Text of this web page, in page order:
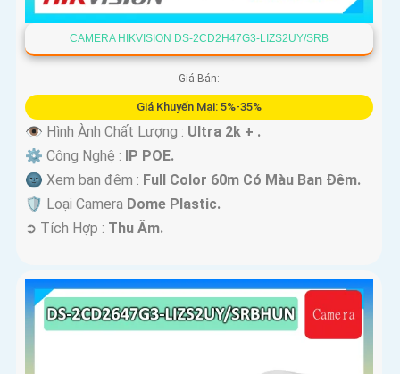
CAMERA HIKVISION DS-2CD2H47G3-LIZS2UY/SRB
Giá Bán:
Giá Khuyến Mại: 5%-35%
👁 Hình Ành Chất Lượng : Ultra 2k + .
⚙ Công Nghệ : IP POE.
🌚 Xem ban đêm : Full Color 60m Có Màu Ban Ðêm.
🛡 Loại Camera Dome Plastic.
️➲ Tích Hợp : Thu Âm.